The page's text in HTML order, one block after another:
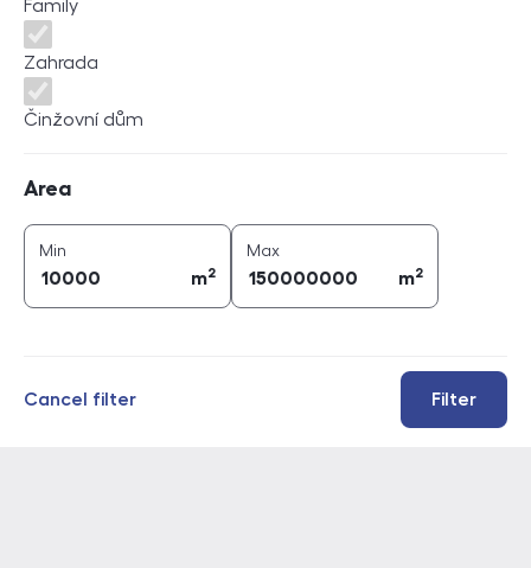
Family
Zahrada
Činžovní dům
Area
Min
m2
Maxarea (
m2
Filter
Cancel filter